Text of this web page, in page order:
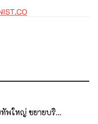
ทัพใหญ่ ขยายบริ…